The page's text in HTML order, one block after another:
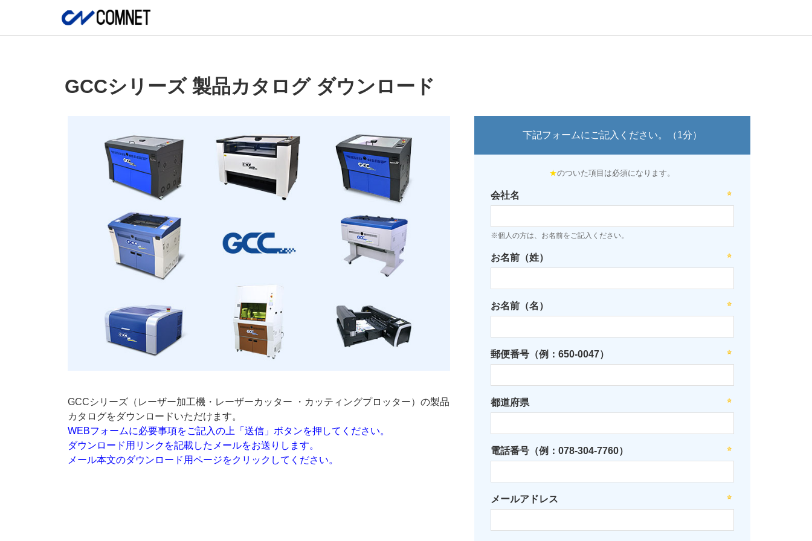
GCCシリーズ 製品カタログ ダウンロード
GCCシリーズ（レーザー加工機・レーザーカッター ・カッティングプロッター）の製品
カタログをダウンロードいただけます。
WEBフォームに必要事項をご記入の上「送信」ボタンを押してください。
ダウンロード用リンクを記載したメールをお送りします。
メール本文のダウンロード用ページをクリックしてください。
下記フォームにご記入ください。（1分）
★のついた項目は必須になります。
会社名
※個人の方は、お名前をご記入ください。
お名前（姓）
お名前（名）
郵便番号（例：650-0047）
都道府県
電話番号（例：078-304-7760）
メールアドレス